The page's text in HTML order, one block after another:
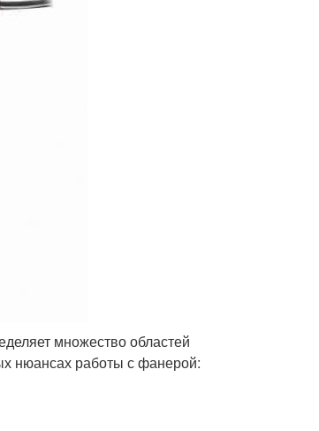
множество областей
нюансах работы с фанерой: